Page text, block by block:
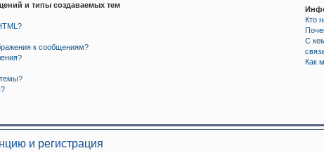
и типы создаваемых тем
к сообщениям?
Кто
С
Как
и регистрация